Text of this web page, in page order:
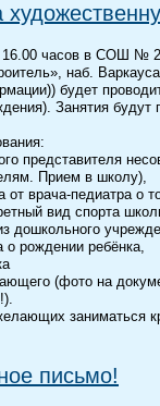
16.00 часов в СОШ №
наб.
будет
Занятия
представителя
Прием в школу),
от врача-педиатра о
вид спорта
дошкольного
о рождении ребёнка,
(фото на
заниматься
письмо!